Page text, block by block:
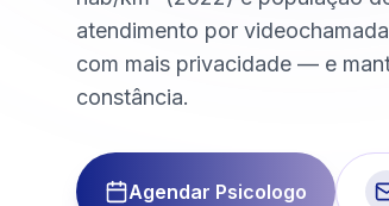
atendimento por
com mais privacidade — e
constância.
Agendar Psicologo